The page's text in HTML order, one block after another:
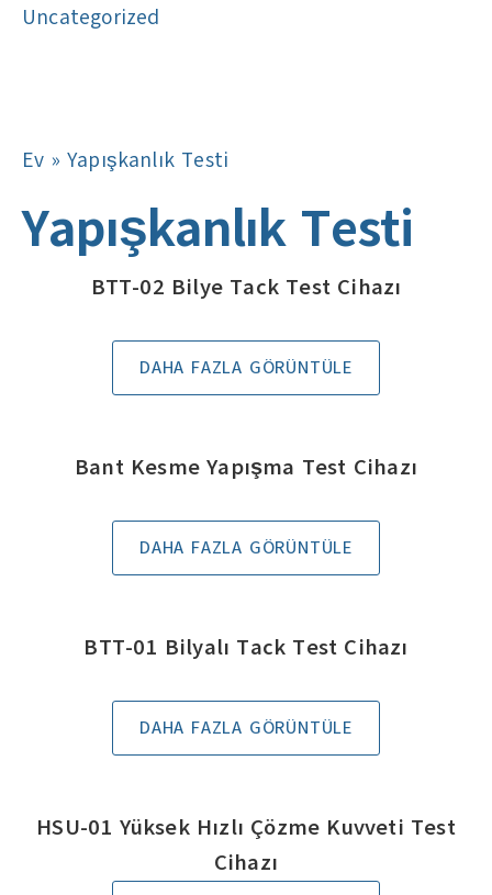
Uncategorized
Ev » Yapışkanlık Testi
Yapışkanlık Testi
BTT-02 Bilye Tack Test Cihazı
DAHA FAZLA GÖRÜNTÜLE
Bant Kesme Yapışma Test Cihazı
DAHA FAZLA GÖRÜNTÜLE
BTT-01 Bilyalı Tack Test Cihazı
DAHA FAZLA GÖRÜNTÜLE
HSU-01 Yüksek Hızlı Çözme Kuvveti Test
Cihazı